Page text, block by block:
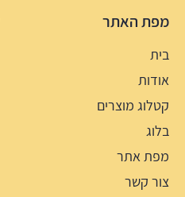
מפת האתר
בית
אודות
קטלוג מוצרים
בלוג
מפת אתר
צור קשר